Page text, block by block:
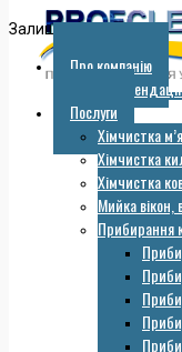
Залишити заявку
Про компанію
Рекомендації
Послуги
Хімчистка
Хімчистка
Хімчистка
Мийка вікон,
Прибирання